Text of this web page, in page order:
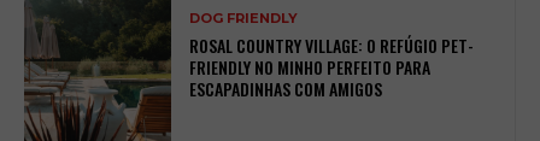
DOG FRIENDLY
ROSAL COUNTRY VILLAGE: O REFÚGIO PET-
FRIENDLY NO MINHO PERFEITO PARA
ESCAPADINHAS COM AMIGOS